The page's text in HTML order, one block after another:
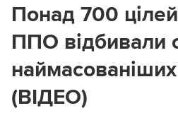
Понад 700
ППО відбивали
(ВІДЕО)